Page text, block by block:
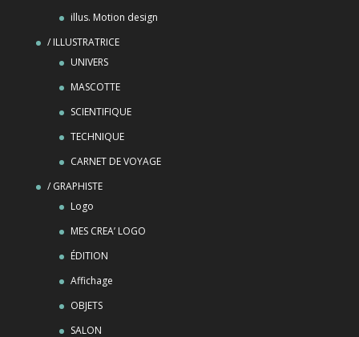
illus. Motion design
/ ILLUSTRATRICE
UNIVERS
MASCOTTE
SCIENTIFIQUE
TECHNIQUE
CARNET DE VOYAGE
/ GRAPHISTE
Logo
MES CREA’ LOGO
ÉDITION
Affichage
OBJETS
SALON